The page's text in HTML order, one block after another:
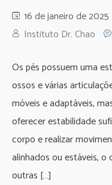
16 de janeiro de 2025
Instituto Dr. Chao
Os pés possuem uma
ossos e várias
móveis e adaptáveis,
oferecer estabilidade
corpo e realizar
alinhados ou estáveis, o
outras […]